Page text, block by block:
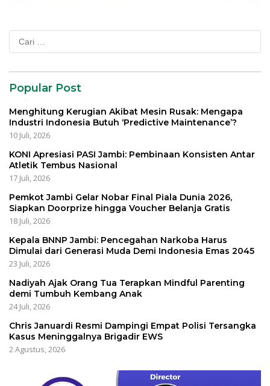
Cari
untuk:
Popular Post
Menghitung Kerugian Akibat Mesin Rusak: Mengapa
Industri Indonesia Butuh ‘Predictive Maintenance’?
10 Juli, 2026
KONI Apresiasi PASI Jambi: Pembinaan Konsisten Antar
Atletik Tembus Nasional
17 Juli, 2026
Pemkot Jambi Gelar Nobar Final Piala Dunia 2026,
Siapkan Doorprize hingga Voucher Belanja Gratis
18 Juli, 2026
Kepala BNNP Jambi: Pencegahan Narkoba Harus
Dimulai dari Generasi Muda Demi Indonesia Emas 2045
23 Juli, 2026
Nadiyah Ajak Orang Tua Terapkan Mindful Parenting
demi Tumbuh Kembang Anak
24 Juli, 2026
Chris Januardi Resmi Dampingi Empat Polisi Tersangka
Kasus Meninggalnya Brigadir EWS
2 Agustus, 2026